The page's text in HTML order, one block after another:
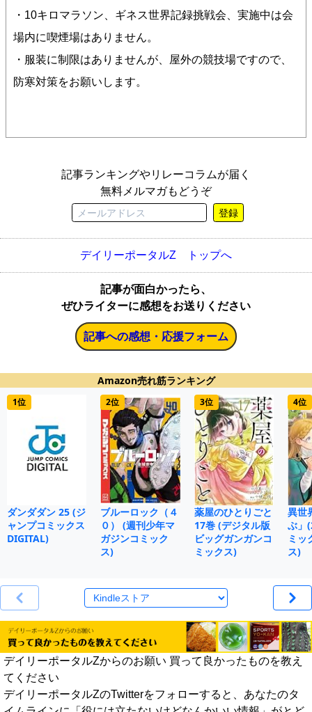
・10キロマラソン、ギネス世界記録挑戦会、実施中は会
場内に喫煙場はありません。
・服装に制限はありませんが、屋外の競技場ですので、
防寒対策をお願いします。
記事ランキングやリレーコラムが届く
無料メルマガもどうぞ
登録
デイリーポータルZ トップへ
記事が面白かったら、
ぜひライターに感想をお送りください
記事への感想・応援フォーム
Amazon売れ筋ランキング
1位
ダンダダン 25 (ジ
ャンプコミックス
DIGITAL)
2位
ブルーロック（４
０） (週刊少年マ
ガジンコミック
ス)
3位
薬屋のひとりごと
17巻 (デジタル版
ビッグガンガンコ
ミックス)
4位
異世
ぶ」
ミッ
ス)
デイリーポータルZからのお願い 買って良かったものを教え
てください
デイリーポータルZのTwitterをフォローすると、あなたのタ